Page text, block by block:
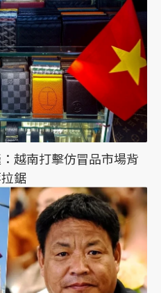
越南打擊仿冒品市場背
鋸